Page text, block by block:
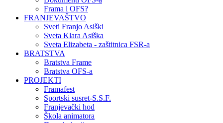
Frama i OFS?
FRANJEVAŠTVO
Sveti Franjo Asiški
Sveta Klara Asiška
Sveta Elizabeta - zaštitnica FSR-a
BRATSTVA
Bratstva Frame
Bratstva OFS-a
PROJEKTI
Framafest
Sportski susret-S.S.F.
Franjevački hod
Škola animatora